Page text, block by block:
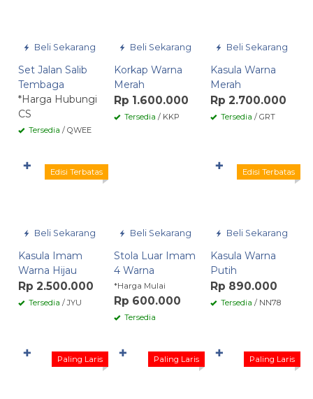
Beli Sekarang
Set Jalan Salib
Tembaga
*Harga Hubungi
CS
Tersedia / QWEE
Beli Sekarang
Korkap Warna
Merah
Rp 1.600.000
Tersedia / KKP
Beli Sekarang
Kasula Warna
Merah
Rp 2.700.000
Tersedia / GRT
Beli Sekarang
Edisi Terbatas
Kasula Imam
Warna Hijau
Rp 2.500.000
Tersedia / JYU
✚
Beli Sekarang
Stola Luar Imam
4 Warna
*Harga Mulai
Rp 600.000
Tersedia
Beli Sekarang
Edisi Terbatas
Kasula Warna
Putih
Rp 890.000
Tersedia / NN78
✚
Paling Laris
✚ Paling Laris
✚ Paling Laris
✚